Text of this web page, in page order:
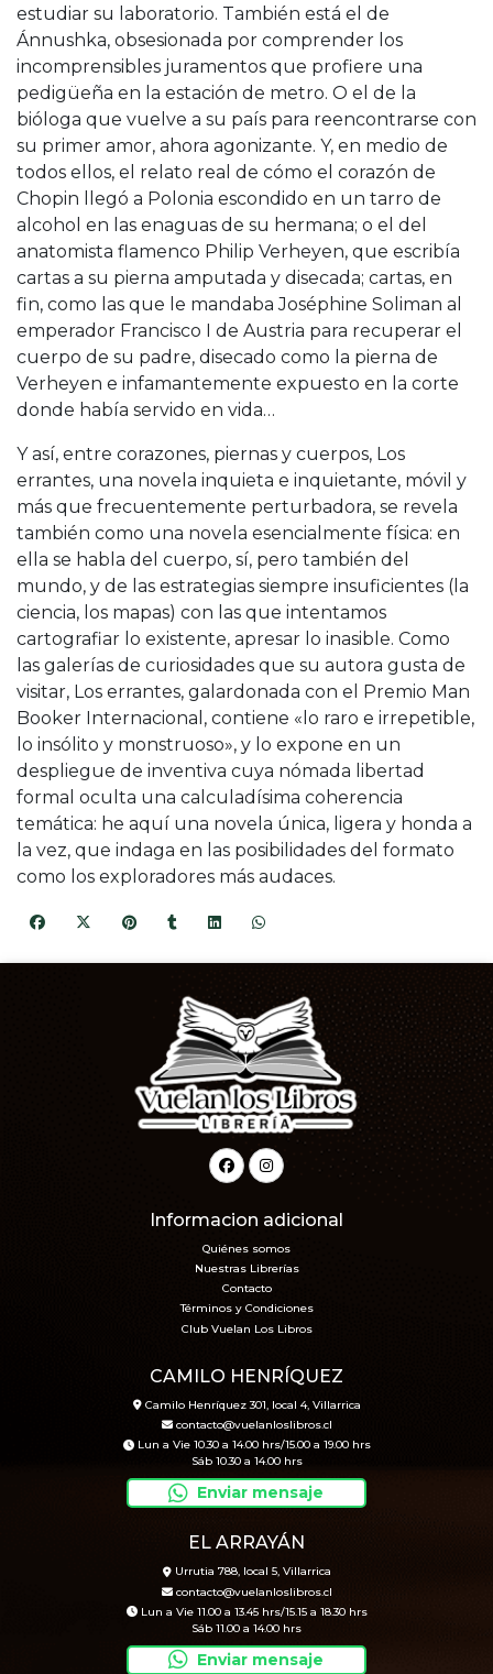
estudiar su laboratorio. También está el de
Ánnushka, obsesionada por comprender los
incomprensibles juramentos que profiere una
pedigüeña en la estación de metro. O el de la
bióloga que vuelve a su país para reencontrarse con
su primer amor, ahora agonizante. Y, en medio de
todos ellos, el relato real de cómo el corazón de
Chopin llegó a Polonia escondido en un tarro de
alcohol en las enaguas de su hermana; o el del
anatomista flamenco Philip Verheyen, que escribía
cartas a su pierna amputada y disecada; cartas, en
fin, como las que le mandaba Joséphine Soliman al
emperador Francisco I de Austria para recuperar el
cuerpo de su padre, disecado como la pierna de
Verheyen e infamantemente expuesto en la corte
donde había servido en vida…
Y así, entre corazones, piernas y cuerpos, Los
errantes, una novela inquieta e inquietante, móvil y
más que frecuentemente perturbadora, se revela
también como una novela esencialmente física: en
ella se habla del cuerpo, sí, pero también del
mundo, y de las estrategias siempre insuficientes (la
ciencia, los mapas) con las que intentamos
cartografiar lo existente, apresar lo inasible. Como
las galerías de curiosidades que su autora gusta de
visitar, Los errantes, galardonada con el Premio Man
Booker Internacional, contiene «lo raro e irrepetible,
lo insólito y monstruoso», y lo expone en un
despliegue de inventiva cuya nómada libertad
formal oculta una calculadísima coherencia
temática: he aquí una novela única, ligera y honda a
la vez, que indaga en las posibilidades del formato
como los exploradores más audaces.
Informacion adicional
Quiénes somos
Nuestras Librerías
Contacto
Términos y Condiciones
Club Vuelan Los Libros
CAMILO HENRÍQUEZ
Camilo Henríquez 301, local 4, Villarrica
contacto@vuelanloslibros.cl
Lun a Vie 10.30 a 14.00 hrs/15.00 a 19.00 hrs
Sáb 10.30 a 14.00 hrs
Enviar mensaje
EL ARRAYÁN
Urrutia 788, local 5, Villarrica
contacto@vuelanloslibros.cl
Lun a Vie 11.00 a 13.45 hrs/15.15 a 18.30 hrs
Sáb 11.00 a 14.00 hrs
Enviar mensaje